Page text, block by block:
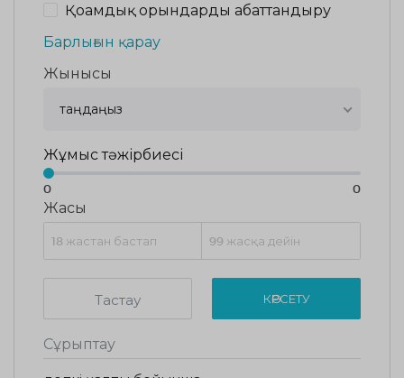
Қоғамдық орындарды абаттандыру
Барлығын қарау
Жынысы
таңдаңыз
Жұмыс тәжірбиесі
0 0
Жасы
Тастау КӨРСЕТУ
Сұрыптау